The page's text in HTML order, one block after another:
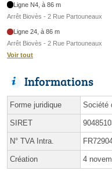
Ligne N4, à 86 m
Arrêt Biovès - 2 Rue Partouneaux
Ligne 24, à 86 m
Arrêt Biovès - 2 Rue Partouneaux
Voir tout
Informations
Forme juridique Société
SIRET
N° TVA Intra.
Création 4